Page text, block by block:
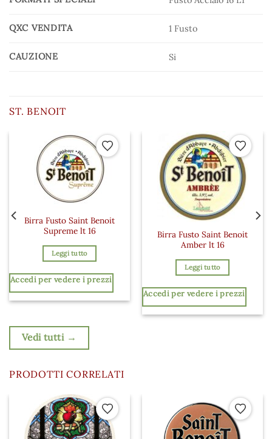
QXC VENDITA 1 Fusto
CAUZIONE Si
ST. BENOIT
Aggiungi ai preferiti
Birra Fusto Saint Benoit
Supreme lt 16
Leggi tutto
Accedi per vedere i prezzi
Birra Fusto Saint Benoit
Amber lt 16
Leggi tutto
Accedi per vedere i prezzi
ai preferiti
Vedi tutti →
PRODOTTI CORRELATI
Aggiungi ai preferiti
ai preferiti